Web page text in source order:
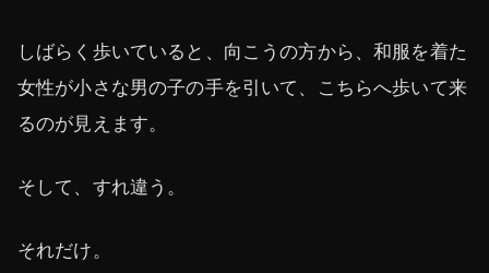
しばらく歩いていると、向こうの方から、和服を着た
女性が小さな男の子の手を引いて、こちらへ歩いて来
るのが見えます。
そして、すれ違う。
それだけ。